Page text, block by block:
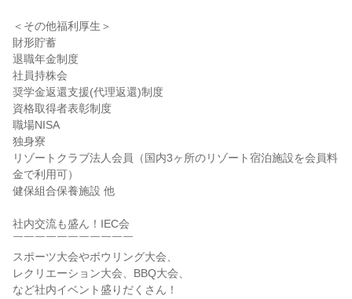
＜その他福利厚生＞
財形貯蓄
退職年金制度
社員持株会
奨学金返還支援(代理返還)制度
資格取得者表彰制度
職場NISA
独身寮
リゾートクラブ法人会員（国内3ヶ所のリゾート宿泊施設を会員料
金で利用可）
健保組合保養施設 他
社内交流も盛ん！IEC会
￣￣￣￣￣￣￣￣￣￣￣
スポーツ大会やボウリング大会、
レクリエーション大会、BBQ大会、
など社内イベント盛りだくさん！